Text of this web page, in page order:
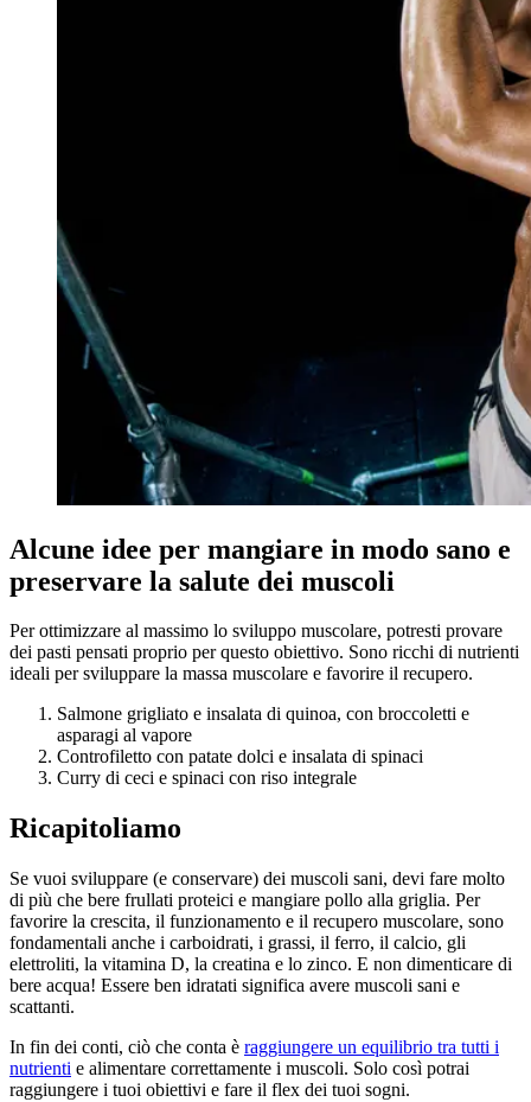
Alcune idee per mangiare in modo sano e
preservare la salute dei muscoli
Per ottimizzare al massimo lo sviluppo muscolare, potresti provare
dei pasti pensati proprio per questo obiettivo. Sono ricchi di nutrienti
ideali per sviluppare la massa muscolare e favorire il recupero.
Salmone grigliato e insalata di quinoa, con broccoletti e
asparagi al vapore
Controfiletto con patate dolci e insalata di spinaci
Curry di ceci e spinaci con riso integrale
Ricapitoliamo
Se vuoi sviluppare (e conservare) dei muscoli sani, devi fare molto
di più che bere frullati proteici e mangiare pollo alla griglia. Per
favorire la crescita, il funzionamento e il recupero muscolare, sono
fondamentali anche i carboidrati, i grassi, il ferro, il calcio, gli
elettroliti, la vitamina D, la creatina e lo zinco. E non dimenticare di
bere acqua! Essere ben idratati significa avere muscoli sani e
scattanti.
In fin dei conti, ciò che conta è raggiungere un equilibrio tra tutti i
nutrienti e alimentare correttamente i muscoli. Solo così potrai
raggiungere i tuoi obiettivi e fare il flex dei tuoi sogni.